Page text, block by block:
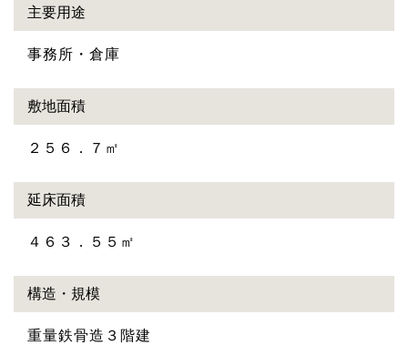
主要用途
事務所・倉庫
敷地面積
２５６．７㎡
延床面積
４６３．５５㎡
構造・規模
重量鉄骨造３階建